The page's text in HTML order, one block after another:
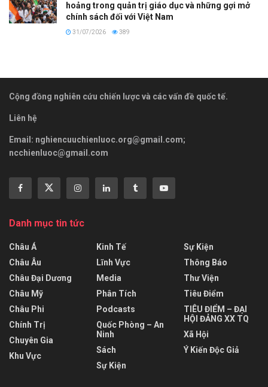
hoảng trong quản trị giáo dục và những gợi mở
chính sách đối với Việt Nam
31/07/2026 389
Cộng đồng nghiên cứu chiến lược và các vấn đề quốc tế.
Liên hệ
Email: nghiencuuchienluoc.org@gmail.com;
ncchienluoc@gmail.com
Danh mục tin tức
Châu Á
Châu Âu
Châu Đại Dương
Châu Mỹ
Châu Phi
Chính Trị
Chuyên Gia
Khu Vực
Kinh Tế
Lĩnh Vực
Media
Phân Tích
Podcasts
Quốc Phòng – An
Ninh
Sách
Sự Kiện
Sự Kiện
Thông Báo
Thư Viện
Tiêu Điểm
TIÊU ĐIỂM – ĐẠI
HỘI ĐẢNG XX TQ
Xã Hội
Ý Kiến Độc Giả